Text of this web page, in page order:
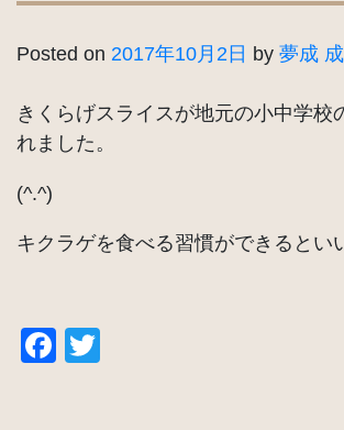
Posted on 2017年10月2日 by 夢成
きくらげスライスが地元の小中学校
れました。
(^.^)
キクラゲを食べる習慣ができるとい
Facebook